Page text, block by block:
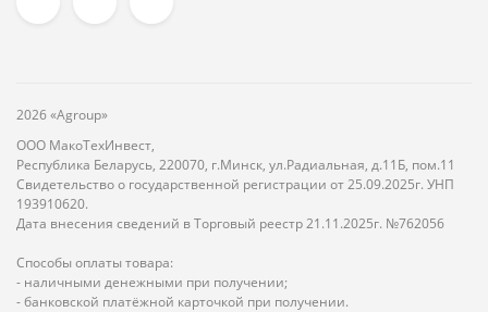
2026 «Agroup»
ООО МакоТехИнвест,
Республика Беларусь, 220070, г.Минск, ул.Радиальная, д.11Б, пом.11
Свидетельство о государственной регистрации от 25.09.2025г. УНП
193910620.
Дата внесения сведений в Торговый реестр 21.11.2025г. №762056
Способы оплаты товара:
- наличными денежными при получении;
- банковской платёжной карточкой при получении.